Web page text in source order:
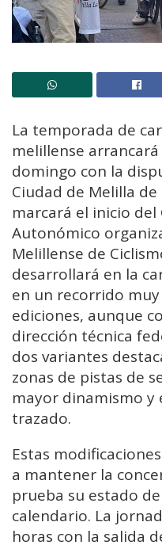
La temporada de
melillense
domingo con la
Ciudad de Melilla
marcará el inicio
Autonómico
Melillense de
desarrollará en la
en un recorrido
ediciones, aunque
dirección técnica
dos variantes
zonas de pistas de
mayor dinamismo y
trazado.
Estas
a mantener la
prueba su estado
calendario. La
horas con la salida